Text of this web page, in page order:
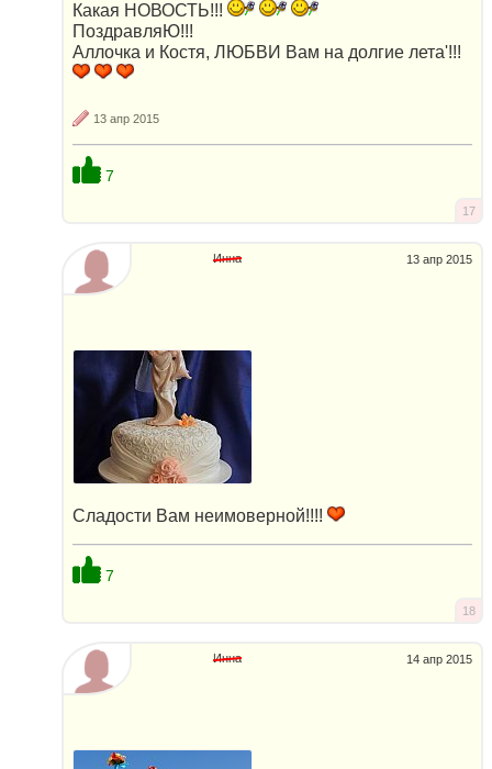
Какая НОВОСТЬ!!!
ПоздравляЮ!!!
Аллочка и Костя, ЛЮБВИ Вам на долгие лета'!!!
13 апр 2015
7
17
13 апр 2015
Инна
Сладости Вам неимоверной!!!!
7
18
14 апр 2015
Инна